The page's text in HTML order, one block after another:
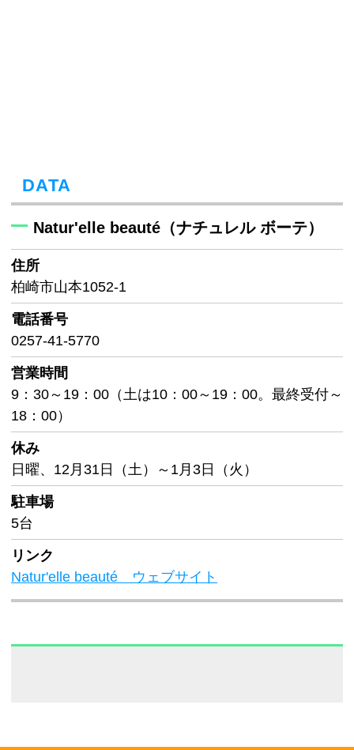
DATA
Natur'elle beauté（ナチュレル ボーテ）
住所
柏崎市山本1052-1
電話番号
0257-41-5770
営業時間
9：30～19：00（土は10：00～19：00。最終受付～
18：00）
休み
日曜、12月31日（土）～1月3日（火）
駐車場
5台
リンク
Natur'elle beauté ウェブサイト